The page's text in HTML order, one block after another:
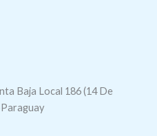
Baja Local 186 (14 De